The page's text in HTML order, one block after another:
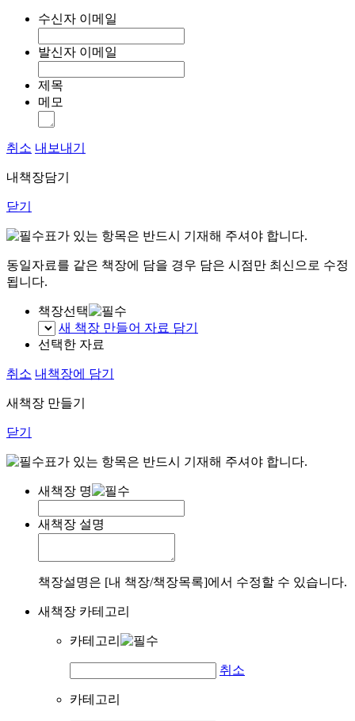
수신자 이메일
발신자 이메일
제목
메모
취소 내보내기
내책장담기
닫기
표가 있는 항목은 반드시 기재해 주셔야 합니다.
동일자료를 같은 책장에 담을 경우 담은 시점만 최신으로 수정
됩니다.
책장선택
새 책장 만들어 자료 담기
선택한 자료
취소 내책장에 담기
새책장 만들기
닫기
표가 있는 항목은 반드시 기재해 주셔야 합니다.
새책장 명
새책장 설명
책장설명은 [내 책장/책장목록]에서 수정할 수 있습니다.
새책장 카테고리
카테고리
취소
카테고리